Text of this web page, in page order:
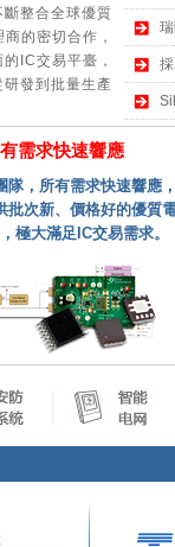
整合全球優質
的密切合作，
IC交易平臺，
發到批量生產
需求快速響應
隊，所有需求快速響應
批次新、價格好的優質
極大滿足IC交易需求。